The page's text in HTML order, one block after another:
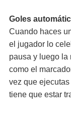
Goles
Cuando haces
el jugador lo
pausa y luego la
como el
vez que
tiene que estar